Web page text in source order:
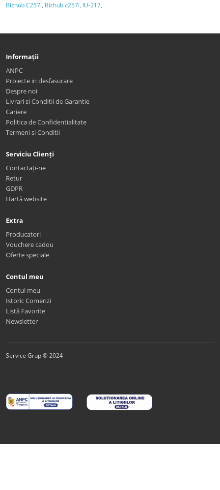
Bizhub C257i, Bizhub c257i, IU-217,
Informații
ANPC
Proiecte in desfasurare
Despre noi
Livrari si Conditii de Garantie
Cariere
Politica de Confidentialitate
Termeni si Conditii
Serviciu Clienți
Contactați-ne
Retur
GDPR
Hartă website
Extra
Producatori
Vouchere cadou
Oferte speciale
Contul meu
Contul meu
Istoric Comenzi
Listă Favorite
Newsletter
Service Grup © 2024